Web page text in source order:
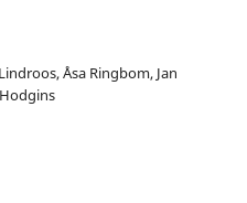
Åsa Ringbom, Jan